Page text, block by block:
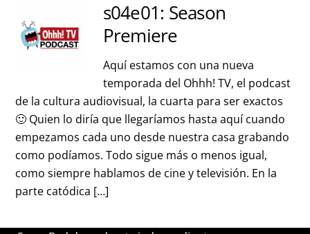
s04e01: Season
Premiere
Aquí estamos con una nueva
temporada del Ohhh! TV, el podcast
de la cultura audiovisual, la cuarta para ser exactos
🙂 Quien lo diría que llegaríamos hasta aquí cuando
empezamos cada uno desde nuestra casa grabando
como podíamos. Todo sigue más o menos igual,
como siempre hablamos de cine y televisión. En la
parte catódica […]